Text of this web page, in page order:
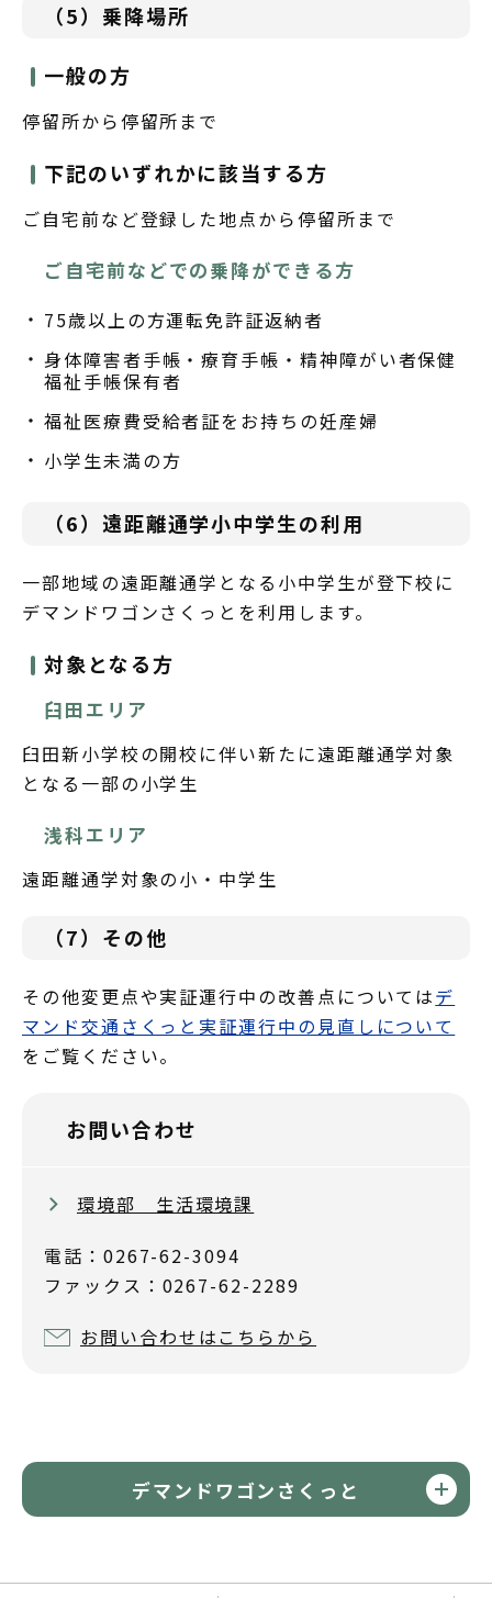
（5）乗降場所
一般の方
停留所から停留所まで
下記のいずれかに該当する方
ご自宅前など登録した地点から停留所まで
ご自宅前などでの乗降ができる方
75歳以上の方運転免許証返納者
身体障害者手帳・療育手帳・精神障がい者保健
福祉手帳保有者
福祉医療費受給者証をお持ちの妊産婦
小学生未満の方
（6）遠距離通学小中学生の利用
一部地域の遠距離通学となる小中学生が登下校に
デマンドワゴンさくっとを利用します。
対象となる方
臼田エリア
臼田新小学校の開校に伴い新たに遠距離通学対象
となる一部の小学生
浅科エリア
遠距離通学対象の小・中学生
（7）その他
その他変更点や実証運行中の改善点についてはデ
マンド交通さくっと実証運行中の見直しについて
をご覧ください。
お問い合わせ
環境部 生活環境課
電話：0267-62-3094
ファックス：0267-62-2289
お問い合わせはこちらから
デマンドワゴンさくっと